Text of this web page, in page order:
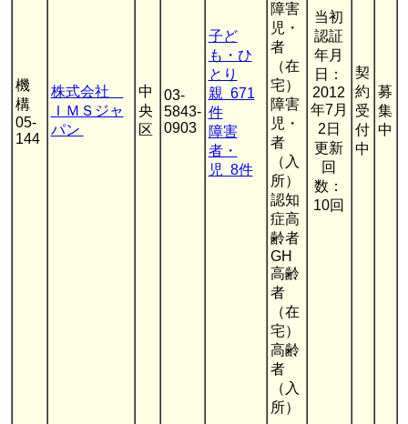
機
構
05-
144
株式会社
ＩＭＳジャ
パン
中
央
区
03-
5843-
0903
子ど
も・ひ
とり
親 671
件
障害
者・
児 8件
障害
児・
者
（在
宅）
障害
児・
者
（入
所）
認知
症高
齢者
GH
高齢
者
（在
宅）
高齢
者
（入
所）
当初
認証
年月
日：
2012
年7月
2日
更新
回
数：
10回
契
約
受
付
中
募
集
中